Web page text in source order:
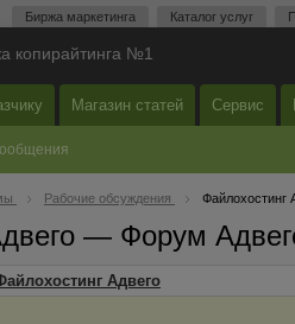
Биржа маркетинга Каталог услуг
копирайтинга №1
Магазин статей Сервис
Рабочие обсуждения Файлохостинг
— Форум
Адвего